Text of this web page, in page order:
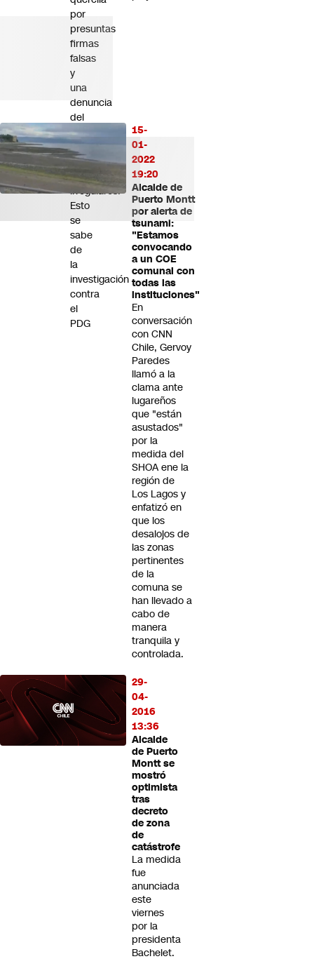
15-
01-
2022
19:20
Alcalde de
Puerto Montt
por alerta de
tsunami:
"Estamos
convocando
a un COE
comunal con
todas las
instituciones"
En
conversación
con CNN
Chile, Gervoy
Paredes
llamó a la
clama ante
lugareños
que "están
asustados"
por la
medida del
SHOA ene la
región de
Los Lagos y
enfatizó en
que los
desalojos de
las zonas
pertinentes
de la
comuna se
han llevado a
cabo de
manera
tranquila y
controlada.
29-
04-
2016
13:36
Alcalde
de Puerto
Montt se
mostró
optimista
tras
decreto
de zona
de
catástrofe
La medida
fue
anunciada
este
viernes
por la
presidenta
Bachelet.
por
presuntas
firmas
falsas
y
una
denuncia
del
Servel
por
eventuales
gastos
irregulares:
Esto
se
sabe
de
la
investigación
contra
el
PDG